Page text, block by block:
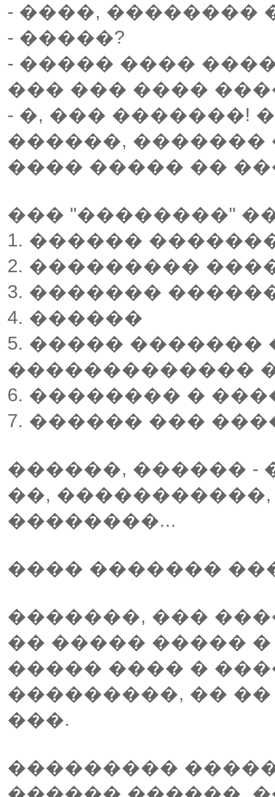
- ����, ��������
- �����?
- ����� ����
��� ��� ����
- �, ��� �������!
������,
���� ����� ��
��� "��������"
1. ������
2. ���������
3. �������
4. ������
5. ����� �������
�������������
6. �������� �
7. ������ ���
������, ������ -
��,
��������...
���� �������
�������, ���
�� ����� �����
����� ���� �
���������, ��
���.
���������